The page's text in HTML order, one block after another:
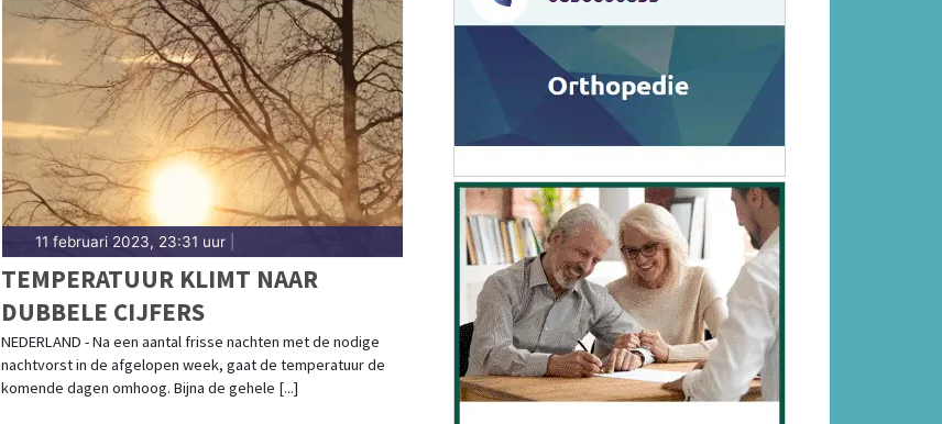
11 februari 2023, 23:31 uur|
TEMPERATUUR KLIMT NAAR
DUBBELE CIJFERS
NEDERLAND - Na een aantal frisse nachten met de nodige
nachtvorst in de afgelopen week, gaat de temperatuur de
komende dagen omhoog. Bijna de gehele [...]